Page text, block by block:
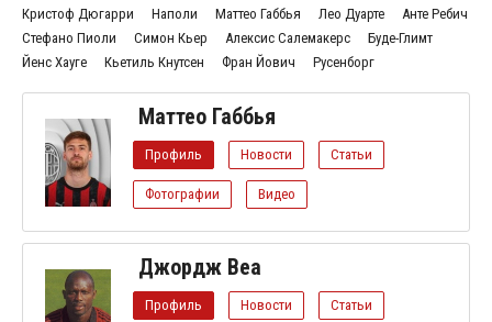
Кристоф Дюгарри Наполи Маттео Габбья Лео Дуарте
Анте Ребич
Стефано Пиоли
Симон Кьер Алексис Салемакерс
Буде-Глимт
Йенс Хауге
Кьетиль Кнутсен Фран Йович Русенборг
Маттео Габбья
Профиль Новости Статьи
Фотографии Видео
Джордж Веа
Профиль Новости Статьи